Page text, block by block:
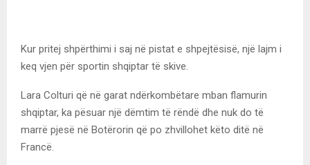
Kur pritej shpërthimi i saj në pistat e shpejtësisë, një lajm i
keq vjen për sportin shqiptar të skive.
Lara Colturi që në garat ndërkombëtare mban flamurin
shqiptar, ka pësuar një dëmtim të rëndë dhe nuk do të
marrë pjesë në Botërorin që po zhvillohet këto ditë në
Francë.